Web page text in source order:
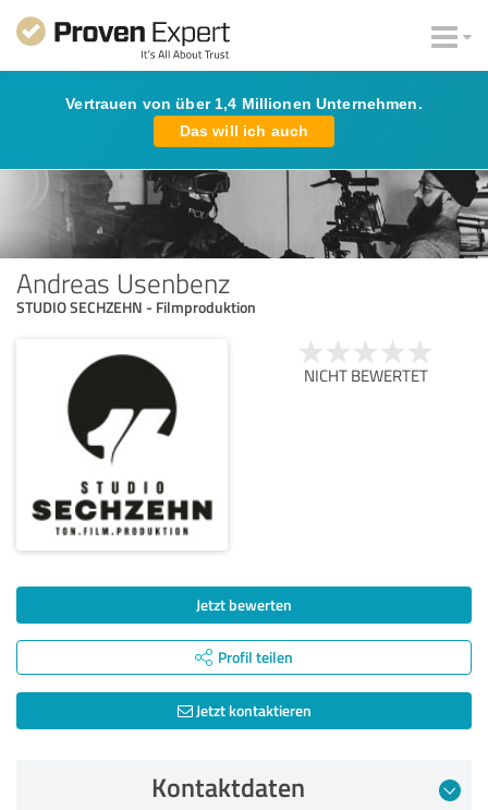
Vertrauen von über 1,4 Millionen Unternehmen.
Das will ich auch
Andreas Usenbenz
STUDIO SECHZEHN - Filmproduktion
NICHT BEWERTET
Jetzt bewerten
Profil teilen
Jetzt kontaktieren
Kontaktdaten